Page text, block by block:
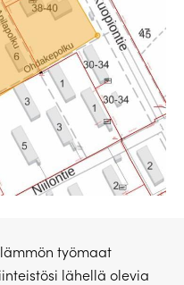
työmaat
lähellä olevia